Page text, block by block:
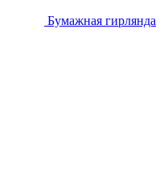
Бумажная гирлянда